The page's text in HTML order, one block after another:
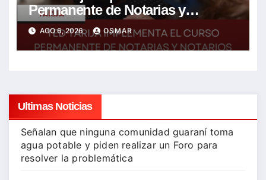
Permanente de Notarias y
Notarios Electorales 2026
AGO 6, 2026 OSMAR
Ultimas Noticias
Señalan que ninguna comunidad guaraní toma
agua potable y piden realizar un Foro para
resolver la problemática